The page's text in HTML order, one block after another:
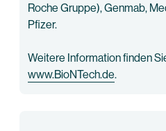
Roche Gruppe), Genmab,
Pfizer.
Weitere Information finden
www.BioNTech.de.